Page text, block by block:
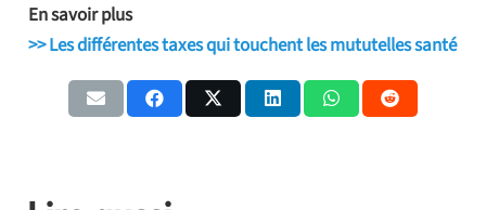
En savoir plus
>> Les différentes taxes qui touchent les mututelles santé